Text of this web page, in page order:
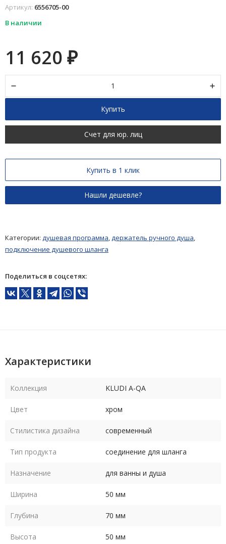
Артикул: 6556705-00
В наличии
11 620 ₽
Купить
Счет для юр. лиц
Купить в 1 клик
Категории: душевая программа держатель ручного душа
подключение душевого шланга
Поделиться в соцсетях:
Характеристики
Коллекция KLUDI A-QA
Цвет хром
Стилистика дизайна современный
Тип продукта соединение для шланга
Назначение для ванны и душа
Ширина 50 мм
Глубина 70 мм
Высота 50 мм